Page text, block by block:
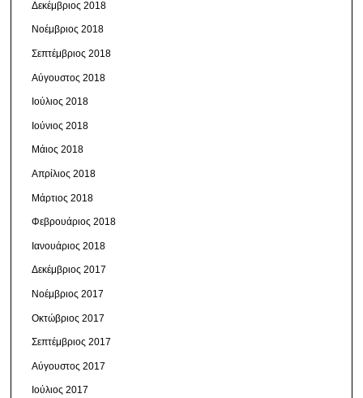
Δεκέμβριος 2018
Νοέμβριος 2018
Σεπτέμβριος 2018
Αύγουστος 2018
Ιούλιος 2018
Ιούνιος 2018
Μάιος 2018
Απρίλιος 2018
Μάρτιος 2018
Φεβρουάριος 2018
Ιανουάριος 2018
Δεκέμβριος 2017
Νοέμβριος 2017
Οκτώβριος 2017
Σεπτέμβριος 2017
Αύγουστος 2017
Ιούλιος 2017